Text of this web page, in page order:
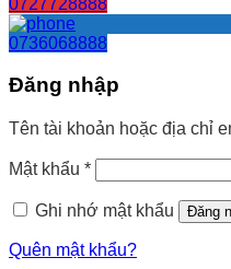
0736068888
Đăng nhập
Tên tài khoản hoặc địa chỉ
Mật khẩu *
Ghi nhớ mật khẩu Đăng
Quên mật khẩu?